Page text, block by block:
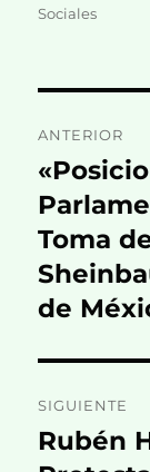
Sociales
de
ANTERIOR
Entrada
anterior:
Toma
de
SIGUIENTE
Entrada
Rubén